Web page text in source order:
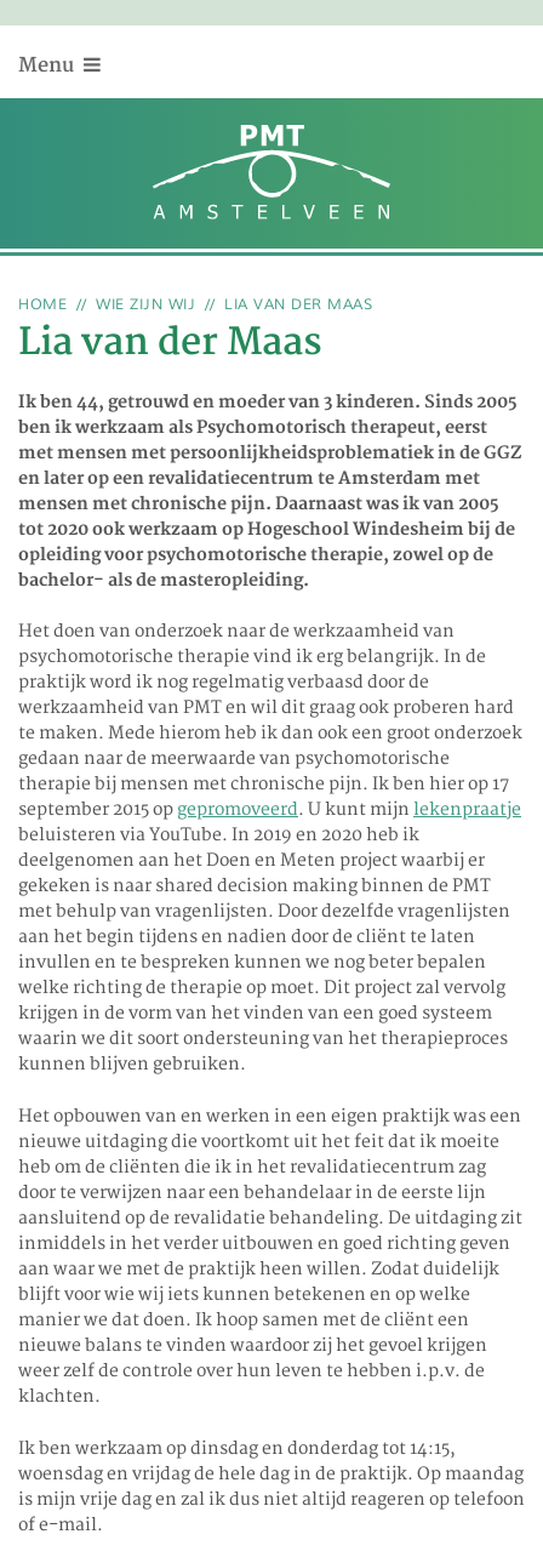
Menu
HOME WIE ZIJN WIJ LIA VAN DER MAAS
Lia van der Maas
Ik ben 44, getrouwd en moeder van 3 kinderen. Sinds 2005
ben ik werkzaam als Psychomotorisch therapeut, eerst
met mensen met persoonlijkheids­problematiek in de GGZ
en later op een revalidatiecentrum te Amsterdam met
mensen met chronische pijn. Daarnaast was ik van 2005
tot 2020 ook werkzaam op Hogeschool Windesheim bij de
opleiding voor psychomotorische therapie, zowel op de
bachelor- als de masteropleiding.
Het doen van onderzoek naar de werkzaamheid van
psychomotorische therapie vind ik erg belangrijk. In de
praktijk word ik nog regelmatig verbaasd door de
werkzaamheid van PMT en wil dit graag ook proberen hard
te maken. Mede hierom heb ik dan ook een groot onderzoek
gedaan naar de meerwaarde van psychomotorische
therapie bij mensen met chronische pijn. Ik ben hier op 17
september 2015 opgepromoveerd. U kunt mijnlekenpraatje
beluisteren via YouTube. In 2019 en 2020 heb ik
deelgenomen aan het Doen en Meten project waarbij er
gekeken is naar shared decision making binnen de PMT
met behulp van vragenlijsten. Door dezelfde vragenlijsten
aan het begin tijdens en nadien door de cliënt te laten
invullen en te bespreken kunnen we nog beter bepalen
welke richting de therapie op moet. Dit project zal vervolg
krijgen in de vorm van het vinden van een goed systeem
waarin we dit soort ondersteuning van het therapieproces
kunnen blijven gebruiken.
Het opbouwen van en werken in een eigen praktijk was een
nieuwe uitdaging die voortkomt uit het feit dat ik moeite
heb om de cliënten die ik in het revalidatiecentrum zag
door te verwijzen naar een behandelaar in de eerste lijn
aansluitend op de revalidatie behandeling. De uitdaging zit
inmiddels in het verder uitbouwen en goed richting geven
aan waar we met de praktijk heen willen. Zodat duidelijk
blijft voor wie wij iets kunnen betekenen en op welke
manier we dat doen. Ik hoop samen met de cliënt een
nieuwe balans te vinden waardoor zij het gevoel krijgen
weer zelf de controle over hun leven te hebben i.p.v. de
klachten.
Ik ben werkzaam op dinsdag en donderdag tot 14:15,
woensdag en vrijdag de hele dag in de praktijk. Op maandag
is mijn vrije dag en zal ik dus niet altijd reageren op telefoon
of e-mail.